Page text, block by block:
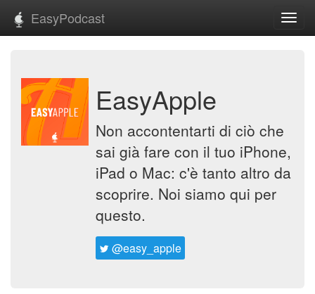
EasyPodcast
EasyApple
Non accontentarti di ciò che
sai già fare con il tuo iPhone,
iPad o Mac: c'è tanto altro da
scoprire. Noi siamo qui per
questo.
@easy_apple